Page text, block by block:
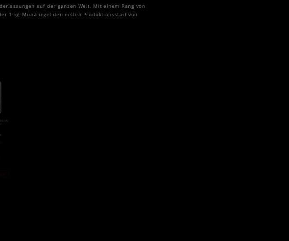
auf der ganzen Welt. Mit einem Rang von
1-kg-Münzriegel den ersten Produktionsstart von